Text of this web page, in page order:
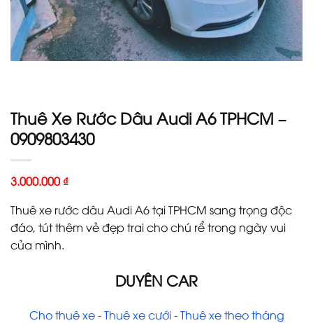
Thuê Xe Rước Dâu Audi A6 TPHCM –
0909803430
3.000.000 ₫
Thuê xe rước dâu Audi A6 tại TPHCM sang trọng độc
đáo, tút thêm vẻ đẹp trai cho chú rể trong ngày vui
của mình.
DUYÊN CAR
Cho thuê xe - Thuê xe cưới - Thuê xe theo tháng